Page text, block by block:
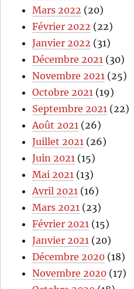
Mars 2022 (20)
Février 2022 (22)
Janvier 2022 (31)
Décembre 2021 (30)
Novembre 2021 (25)
Octobre 2021 (19)
Septembre 2021 (22)
Août 2021 (26)
Juillet 2021 (26)
Juin 2021 (15)
Mai 2021 (13)
Avril 2021 (16)
Mars 2021 (23)
Février 2021 (15)
Janvier 2021 (20)
Décembre 2020 (18)
Novembre 2020 (17)